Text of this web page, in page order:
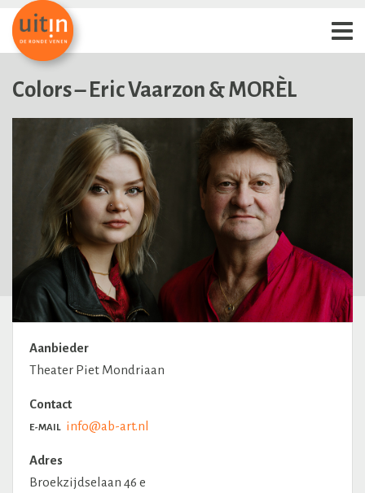
Colors – Eric Vaarzon & MORÈL
Aanbieder
Theater Piet Mondriaan
Contact
E-MAIL info@ab-art.nl
Adres
Broekzijdselaan 46 e